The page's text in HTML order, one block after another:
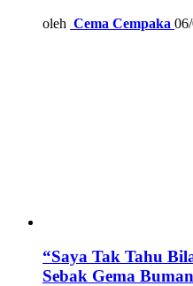
oleh Cema Cempaka
“Saya Tak Tahu
Sebak Gema